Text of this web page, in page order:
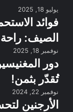
يوليو 18, 2025
فوائد
الصيف:
نوفمبر 18, 2025
دور
تُقدّر بثمن!
نوفمبر 22, 2024
الأرجنين